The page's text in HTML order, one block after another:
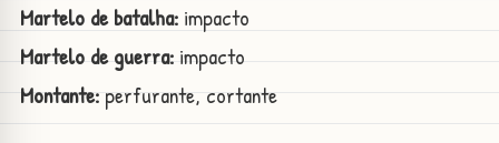
Martelo de batalha:impacto
Martelo de guerra:impacto
Montante:perfurante, cortante